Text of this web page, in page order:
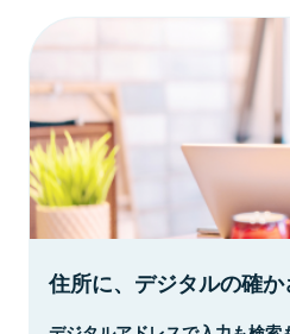
住所に、デジタルの確か